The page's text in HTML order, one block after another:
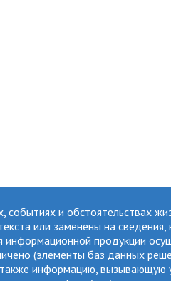
и обстоятельствах
или заменены на
продукции
(элементы баз данных
информацию, вызывающую